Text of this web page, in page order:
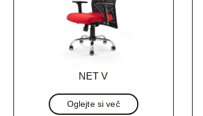
NET V
Oglejte si več